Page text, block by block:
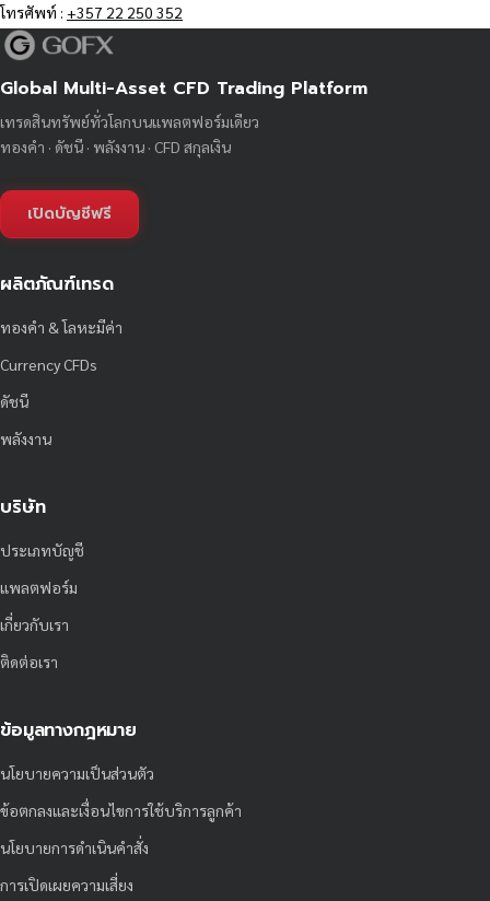
โทรศัพท์ : +357 22 250 352
Global Multi-Asset CFD Trading Platform
เทรดสินทรัพย์ทั่วโลกบนแพลตฟอร์มเดียว
ทองคำ · ดัชนี · พลังงาน · CFD สกุลเงิน
เปิดบัญชีฟรี
ผลิตภัณฑ์เทรด
ทองคำ & โลหะมีค่า
Currency CFDs
ดัชนี
พลังงาน
บริษัท
ประเภทบัญชี
แพลตฟอร์ม
เกี่ยวกับเรา
ติดต่อเรา
ข้อมูลทางกฎหมาย
นโยบายความเป็นส่วนตัว
ข้อตกลงและเงื่อนไขการใช้บริการลูกค้า
นโยบายการดำเนินคำสั่ง
การเปิดเผยความเสี่ยง